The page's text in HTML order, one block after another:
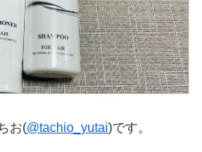
お(@tachio_yutai)です。